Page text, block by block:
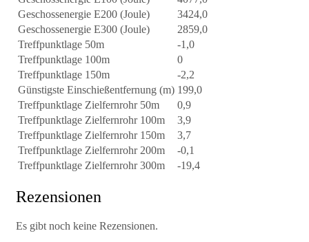
Geschossenergie E200 (Joule)
3424,0
Geschossenergie E300 (Joule)
2859,0
Treffpunktlage 50m
-1,0
Treffpunktlage 100m
0
Treffpunktlage 150m
-2,2
Günstigste Einschießentfernung (m) 199,0
Treffpunktlage Zielfernrohr 50m
0,9
Treffpunktlage Zielfernrohr 100m
3,9
Treffpunktlage Zielfernrohr 150m
3,7
Treffpunktlage Zielfernrohr 200m
-0,1
Treffpunktlage Zielfernrohr 300m
-19,4
Rezensionen
Es gibt noch keine Rezensionen.